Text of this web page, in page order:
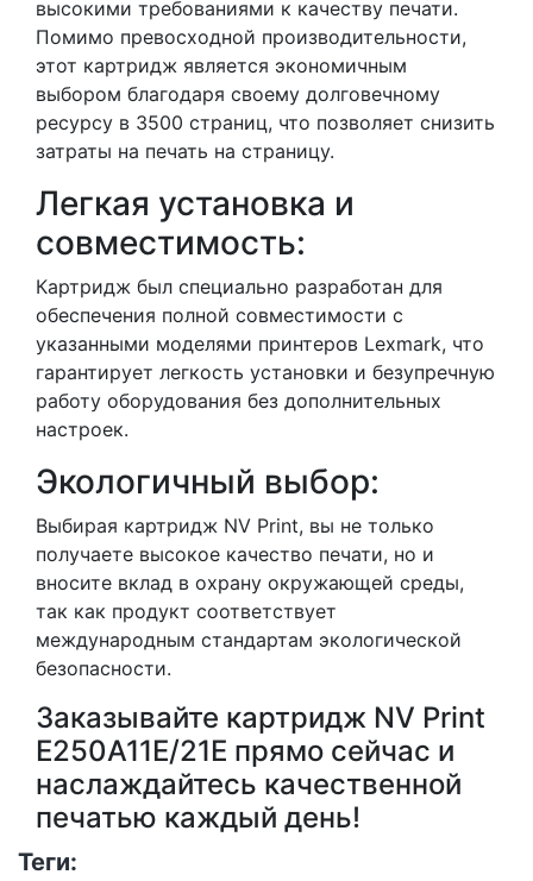
высокими требованиями к качеству печати.
Помимо превосходной производительности,
этот картридж является экономичным
выбором благодаря своему долговечному
ресурсу в 3500 страниц, что позволяет снизить
затраты на печать на страницу.
Легкая установка и
совместимость:
Картридж был специально разработан для
обеспечения полной совместимости с
указанными моделями принтеров Lexmark, что
гарантирует легкость установки и безупречную
работу оборудования без дополнительных
настроек.
Экологичный выбор:
Выбирая картридж NV Print, вы не только
получаете высокое качество печати, но и
вносите вклад в охрану окружающей среды,
так как продукт соответствует
международным стандартам экологической
безопасности.
Заказывайте картридж NV Print
E250A11E/21E прямо сейчас и
наслаждайтесь качественной
печатью каждый день!
Теги: